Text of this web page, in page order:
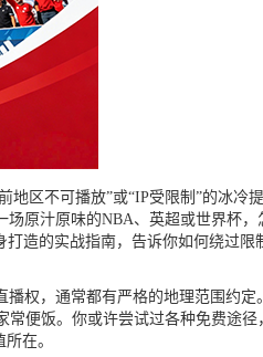
区不可播放”或“IP受限制”的冰冷
原汁原味的NBA、英超或世界杯
造的实战指南，告诉你如何绕过限
权，通常都有严格的地理范围约
便饭。你或许尝试过各种免费途
在。